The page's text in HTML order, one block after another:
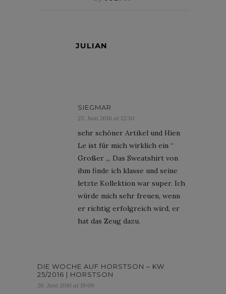
JULIAN
SIEGMAR
23. Juni 2016 at 12:30
sehr schöner Artikel und Hien
Le ist für mich wirklich ein “
Großer „. Das Sweatshirt von
ihm finde ich klasse und seine
letzte Kollektion war super. Ich
würde mich sehr freuen, wenn
er richtig erfolgreich wird, er
hat das Zeug dazu.
DIE WOCHE AUF HORSTSON – KW
25/2016 | HORSTSON
26. Juni 2016 at 19:09